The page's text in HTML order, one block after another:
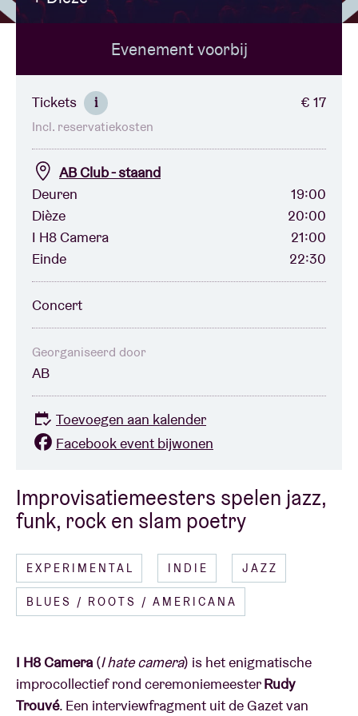
BRDCST
ABtv
Concertcheque
Over AB
Contact
Improvisatiemeesters spelen jazz,
funk, rock en slam poetry
EXPERIMENTAL INDIE JAZZ
BLUES / ROOTS / AMERICANA
I H8 Camera(I hate camera) is het enigmatische
improcollectief rond ceremoniemeesterRudy
Trouvé. Een interviewfragment uit de Gazet van
Evenement voorbij
Tickets i € 17
Incl. reservatiekosten
AB Club - staand
Deuren
19:00
Dièze
20:00
I H8 Camera
21:00
Einde
22:30
Concert
Georganiseerd door
AB
Toevoegen aan kalender
Facebook event bijwonen